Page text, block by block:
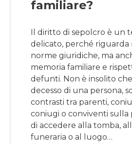
familiare?
Il diritto di sepolcro è un
delicato, perché riguarda
norme giuridiche, ma
memoria familiare e
defunti. Non è insolito
decesso di una persona,
contrasti tra parenti,
coniugi o conviventi sulla
di accedere alla tomba,
funeraria o al luogo…